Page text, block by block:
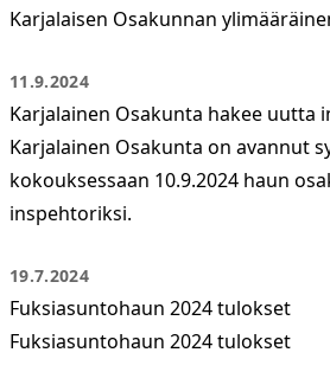
Karjalaisen Osakunnan
11.9.2024
Karjalainen Osakunta hakee uutta
Karjalainen Osakunta on avannut
kokouksessaan 10.9.2024 haun
inspehtoriksi.
19.7.2024
Fuksiasuntohaun 2024 tulokset
Fuksiasuntohaun 2024 tulokset